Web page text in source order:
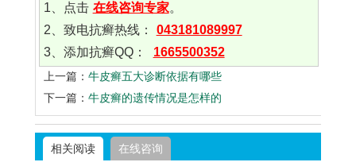
1、点击 在线咨询专家。
2、致电抗癣热线：
043181089997
3、添加抗癣QQ：
1665500352
上一篇： 牛皮癣五大诊断依据有哪些
下一篇： 牛皮癣的遗传情况是怎样的
相关阅读 在线咨询